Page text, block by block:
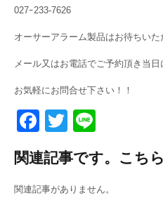
027ｰ233-7626
オーサーアラーム製品はお待ちいた
メール又はお電話でご予約頂き当日
お気軽にお問合せ下さい！！
F
a
c
e
T
tt
er
e
関連記事です。こち
関連記事がありません。